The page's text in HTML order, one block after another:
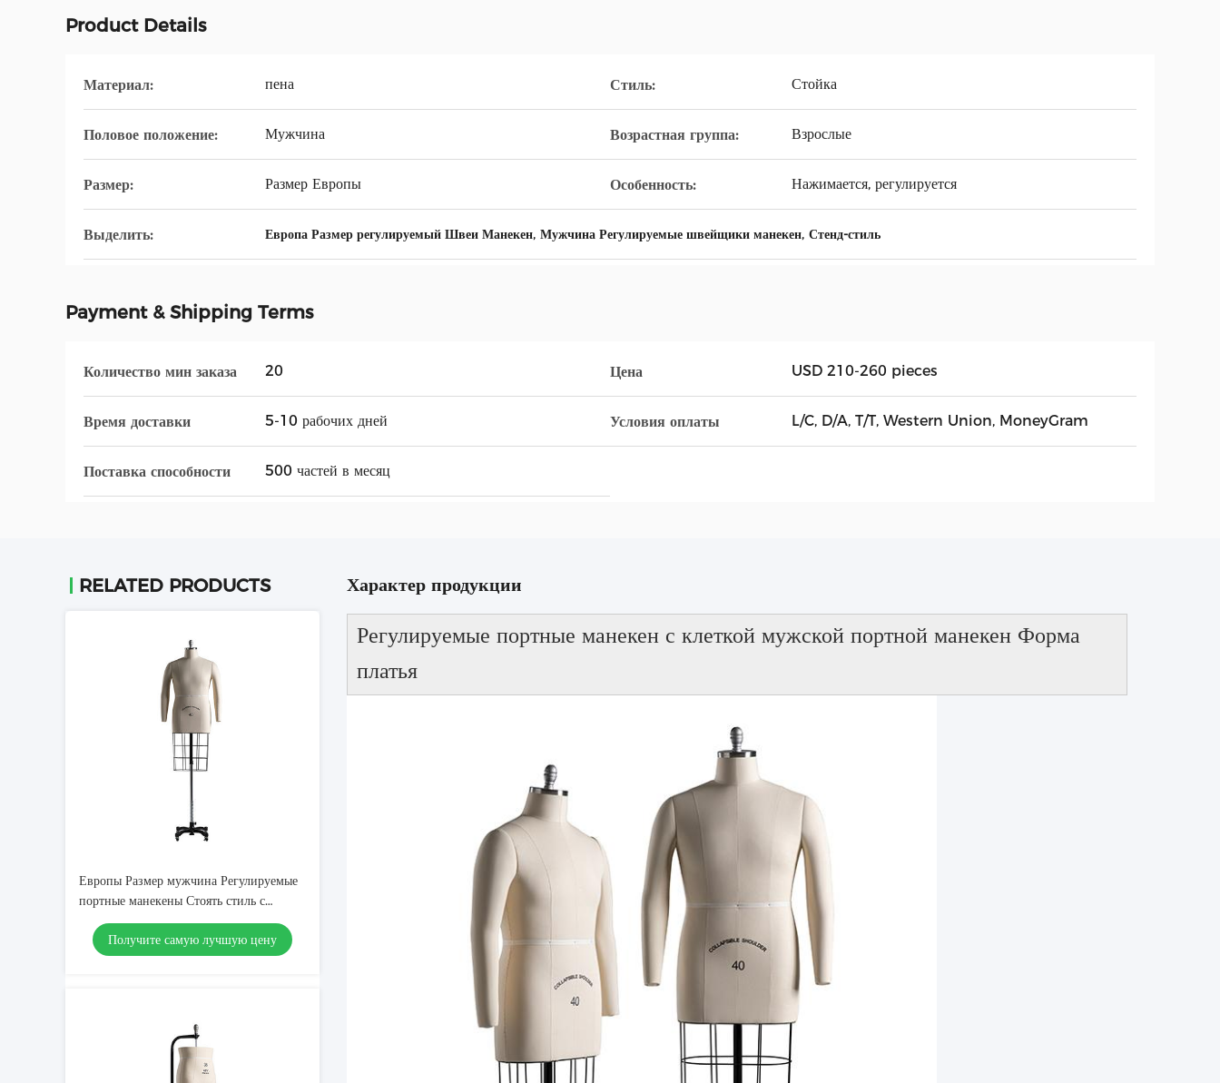
Product Details
Материал: пена Стиль: Стойка
Половое положение: Мужчина Возрастная группа: Взрослые
Размер: Размер Европы Особенность: Нажимается, регулируется
Выделить: Европа Размер регулируемый Швеи Манекен, Мужчина Регулируемые швейщики манекен, Стенд-стиль
Payment & Shipping Terms
Количество мин заказа 20 Цена USD 210-260 pieces
Время доставки 5-10 рабочих дней Условия оплаты L/C, D/A, T/T, Western Union, MoneyGram
Поставка способности 500 частей в месяц
RELATED PRODUCTS
Европы Размер мужчина Регулируемые
портные манекены Стоять стиль с
клеткой
Получите самую лучшую цену
Характер продукции
Регулируемые портные манекен с клеткой мужской портной манекен Форма
платья